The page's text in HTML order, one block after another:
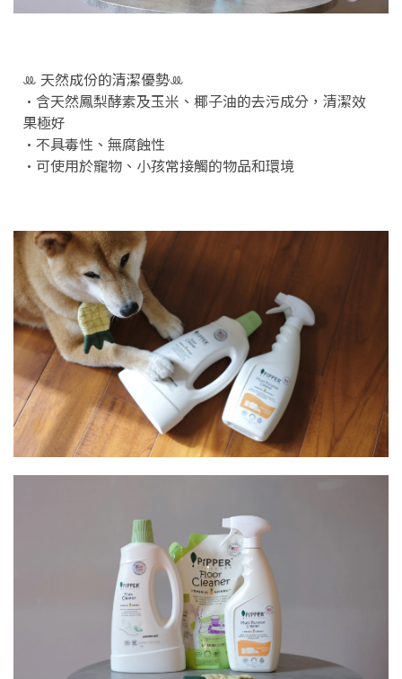
ꔛ 天然成份的清潔優勢ꔛ
·含天然鳳梨酵素及玉米、椰子油的去污成分，清潔效
果極好
·不具毒性、無腐蝕性
·可使用於寵物、小孩常接觸的物品和環境